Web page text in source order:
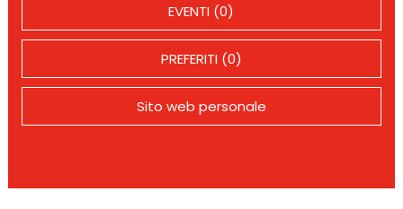
EVENTI (0)
PREFERITI (0)
Sito web personale